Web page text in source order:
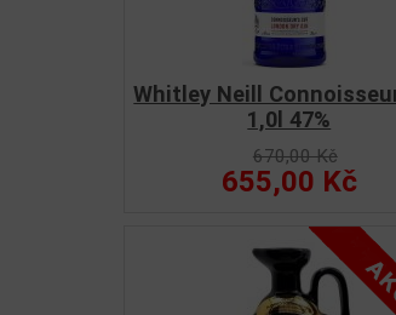
Whitley Neill
1,0l 47%
670,00 Kč
655,00 Kč